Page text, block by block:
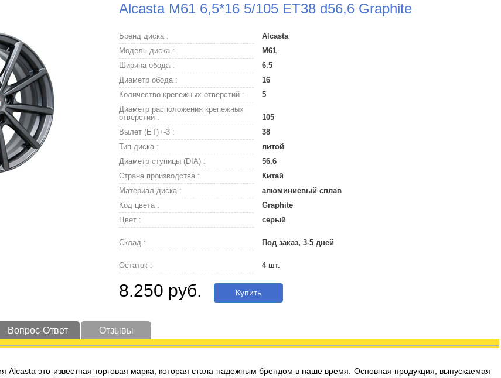
Alcasta M61 6,5*16 5/105 ET38 d56,6 Graphite
Бренд диска :
Alcasta
Модель диска :
M61
Ширина обода :
6.5
Диаметр обода :
16
Количество крепежных отверстий :
5
Диаметр расположения крепежных
отверстий :
105
Вылет (ET)+-3 :
38
Тип диска :
литой
Диаметр ступицы (DIA) :
56.6
Страна производства :
Китай
Материал диска :
алюминиевый сплав
Код цвета :
Graphite
Цвет :
серый
Склад : Под заказ, 3-5 дней
Остаток : 4 шт.
8.250 руб. Купить
Вопрос-Ответ Отзывы
Alcasta это известная торговая марка, которая стала надежным брендом в наше время. Основная продукция, выпускаемая